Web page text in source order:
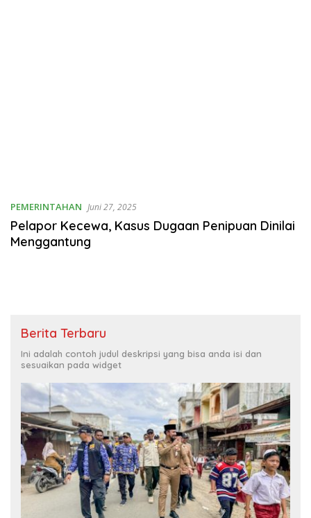
PEMERINTAHAN Juni 27, 2025
Pelapor Kecewa, Kasus Dugaan Penipuan Dinilai
Menggantung
Berita Terbaru
Ini adalah contoh judul deskripsi yang bisa anda isi dan
sesuaikan pada widget